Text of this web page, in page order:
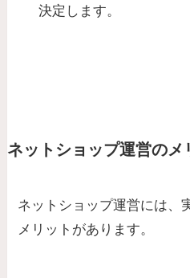
決定します。
ネットショップ運営のメ
ネットショップ運営には、
メリットがあります。